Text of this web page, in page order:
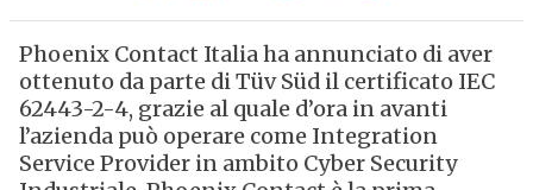
Phoenix Contact Italia ha annunciato di aver
ottenuto da parte di Tüv Süd il certificato IEC
62443-2-4, grazie al quale d’ora in avanti
l’azienda può operare come Integration
Service Provider in ambito Cyber Security